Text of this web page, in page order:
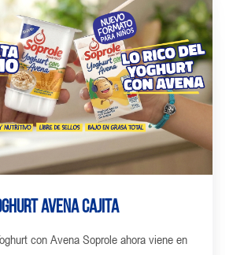
Avena Cajita
con Avena Soprole ahora viene en